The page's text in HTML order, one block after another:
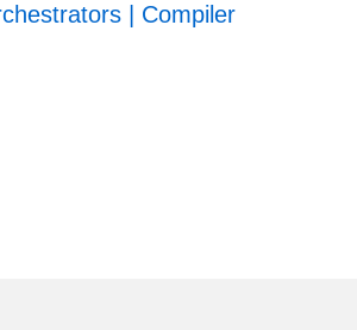
| Compiler